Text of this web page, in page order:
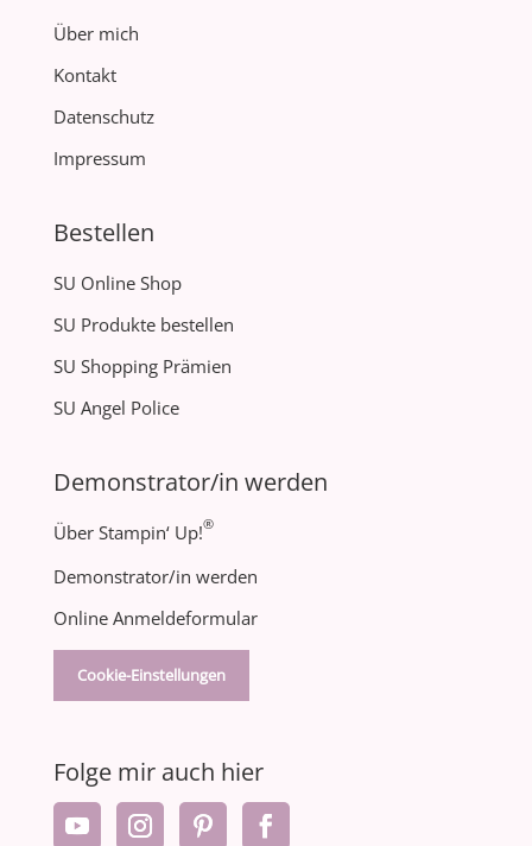
Über mich
Kontakt
Datenschutz
Impressum
Bestellen
SU Online Shop
SU Produkte bestellen
SU Shopping Prämien
SU Angel Police
Demonstrator/in werden
Über Stampin‘ Up!®
Demonstrator/in werden
Online Anmeldeformular
Cookie-Einstellungen
Folge mir auch hier